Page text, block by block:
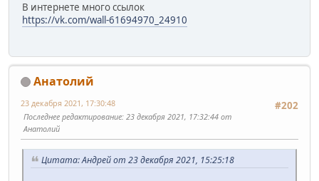
В интернете много ссылок
https://vk.com/wall-61694970_24910
Анатолий
#202
23 декабря 2021, 17:30:48
Последнее редактирование: 23 декабря 2021, 17:32:44 от
Анатолий
Цитата: Андрей от 23 декабря 2021, 15:25:18